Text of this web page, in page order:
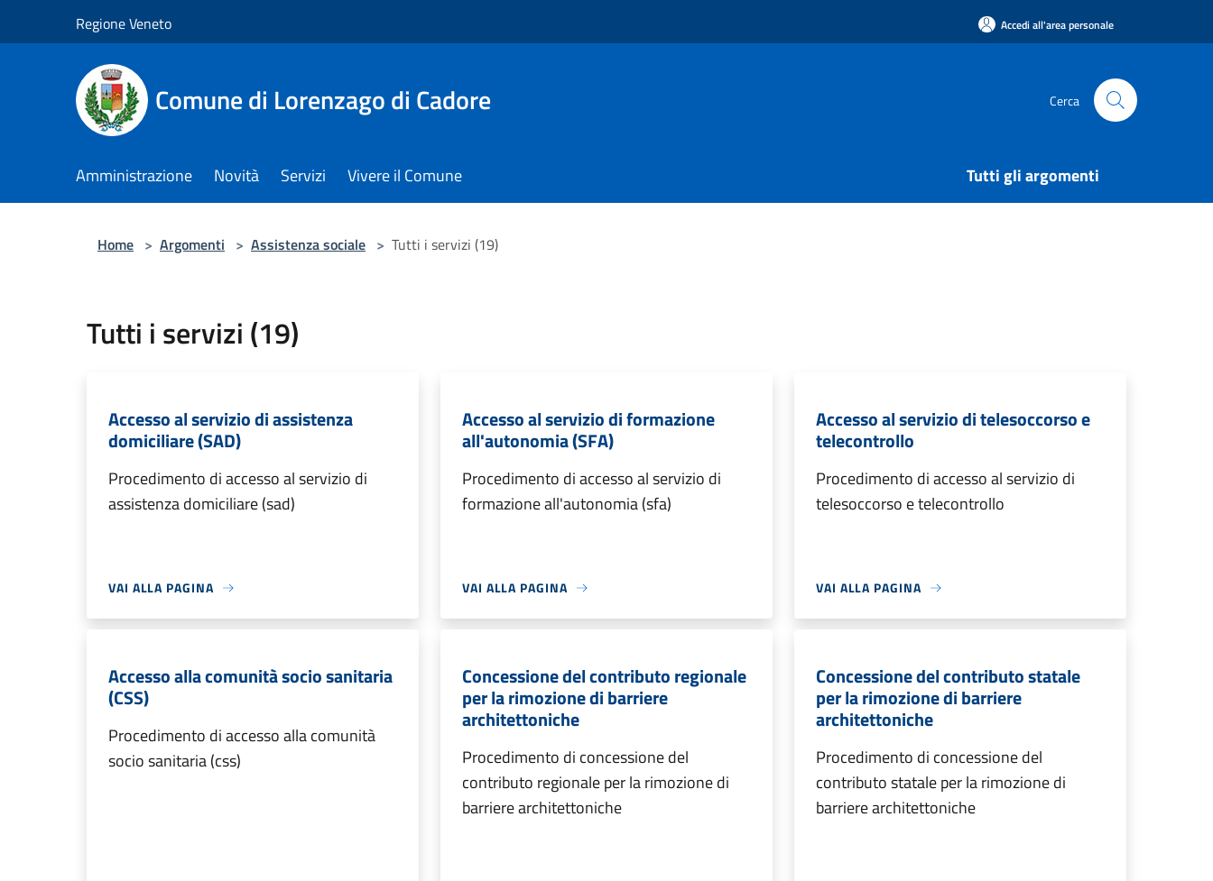
Regione Veneto Accedi all'area personale
Comune di Lorenzago di Cadore Cerca
Amministrazione Novità Servizi Vivere il Comune Tutti gli argomenti
Home > Argomenti > Assistenza sociale > Tutti i servizi (19)
Tutti i servizi (19)
Accesso al servizio di assistenza
domiciliare (SAD)
Procedimento di accesso al servizio di
assistenza domiciliare (sad)
VAI ALLA PAGINA
Accesso al servizio di formazione
all'autonomia (SFA)
Procedimento di accesso al servizio di
formazione all'autonomia (sfa)
VAI ALLA PAGINA
Accesso al servizio di telesoccorso e
telecontrollo
Procedimento di accesso al servizio di
telesoccorso e telecontrollo
VAI ALLA PAGINA
Accesso alla comunità socio sanitaria
(CSS)
Procedimento di accesso alla comunità
socio sanitaria (css)
Concessione del contributo regionale
per la rimozione di barriere
architettoniche
Procedimento di concessione del
contributo regionale per la rimozione di
barriere architettoniche
Concessione del contributo statale
per la rimozione di barriere
architettoniche
Procedimento di concessione del
contributo statale per la rimozione di
barriere architettoniche